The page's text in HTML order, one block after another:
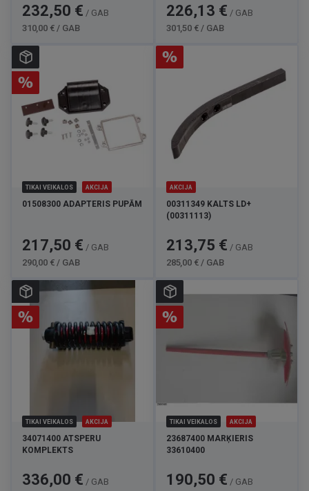
Cena
232,50 € / GAB
310,00 € / GAB
Cena
226,13 € / GAB
301,50 € / GAB
TIKAI VEIKALOS AKCIJA
01508300 ADAPTERIS PUPĀM
Cena
217,50 € / GAB
290,00 € / GAB
AKCIJA
00311349 KALTS LD+
(00311113)
Cena
213,75 € / GAB
285,00 € / GAB
TIKAI VEIKALOS AKCIJA
34071400 ATSPERU
KOMPLEKTS
Cena
336,00 € / GAB
TIKAI VEIKALOS AKCIJA
23687400 MARĶIERIS
33610400
Cena
190,50 € / GAB